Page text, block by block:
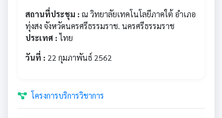
สถานที่ประชุม : ณ วิทยาลัยเทคโนโลยีภาคใต้ อำเภอ
ทุ่งสง จังหวัดนครศรีธรรมราช. นครศรีธรรมราช
ประเทศ :ไทย
วันที่ : 22 กุมภาพันธ์ 2562
โครงการบริการวิชาการ